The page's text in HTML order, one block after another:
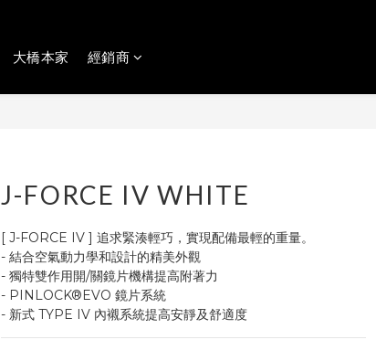
大橋本家 經銷商
J-FORCE IV WHITE
[ J-FORCE IV ] 追求緊湊輕巧，實現配備最輕的重量。
- 結合空氣動力學和設計的精美外觀
- 獨特雙作用開/關鏡片機構提高附著力
- PINLOCK®EVO 鏡片系統
- 新式 TYPE IV 內襯系統提高安靜及舒適度